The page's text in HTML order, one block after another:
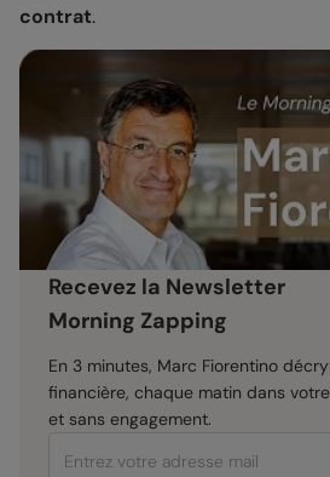
contrat.
Recevez la Newsletter
Morning Zapping
En 3 minutes, Marc Fiorentino
financière, chaque matin dans
et sans engagement.